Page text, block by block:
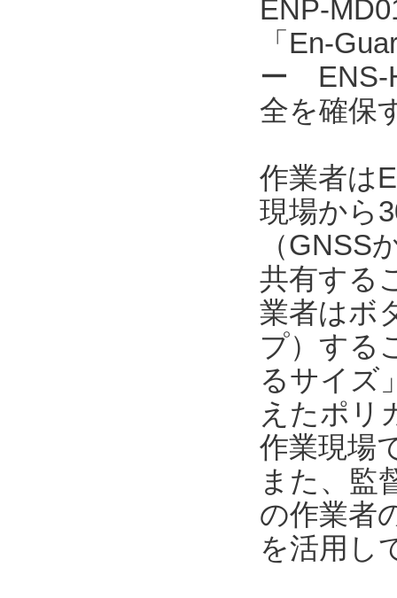
ENP-
「En-
ー ENS-
全を確保
作業者は
現場から
（GNSS
共有する
業者はボ
プ）する
るサイズ
えたポリ
作業現場
また、監
の作業者
を活用し